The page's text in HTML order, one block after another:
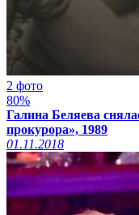
2 фото
80%
Галина Беляева
прокурора», 1989
01.11.2018